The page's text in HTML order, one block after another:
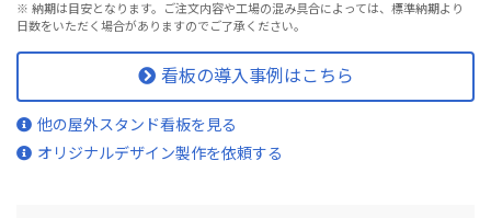
※ 納期は目安となります。ご注文内容や工場の混み具合によっては、標準納期より
日数をいただく場合がありますのでご了承ください。
看板の導入事例はこちら
他の屋外スタンド看板を見る
オリジナルデザイン製作を依頼する